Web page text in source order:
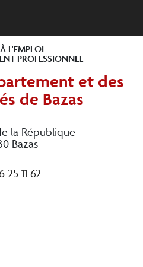
L'EMPLOI
PROFESSIONNEL
et des
de Bazas
la République
Bazas
25 11 62